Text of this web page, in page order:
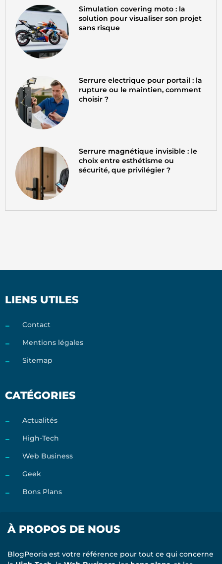
Simulation covering moto : la
solution pour visualiser son projet
sans risque
Serrure electrique pour portail : la
rupture ou le maintien, comment
choisir ?
Serrure magnétique invisible : le
choix entre esthétisme ou
sécurité, que privilégier ?
LIENS UTILES
Contact
Mentions légales
Sitemap
CATÉGORIES
Actualités
High-Tech
Web Business
Geek
Bons Plans
À PROPOS DE NOUS
BlogPeoria est votre référence pour tout ce qui concerne